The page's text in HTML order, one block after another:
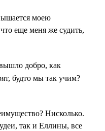
моею
еще меня же судить,
добро, как
будто мы так учим?
Нисколько.
так и Еллины, все